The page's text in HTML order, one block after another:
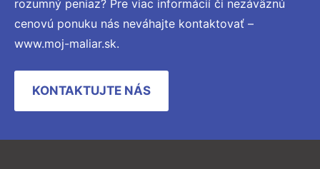
rozumný peniaz? Pre viac informácií či nezáväznú
cenovú ponuku nás neváhajte kontaktovať –
www.moj-maliar.sk.
KONTAKTUJTE NÁS